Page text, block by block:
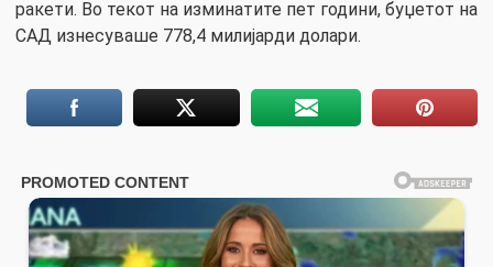
ракети. Во текот на изминатите пет години, буџетот на
САД изнесуваше 778,4 милијарди долари.